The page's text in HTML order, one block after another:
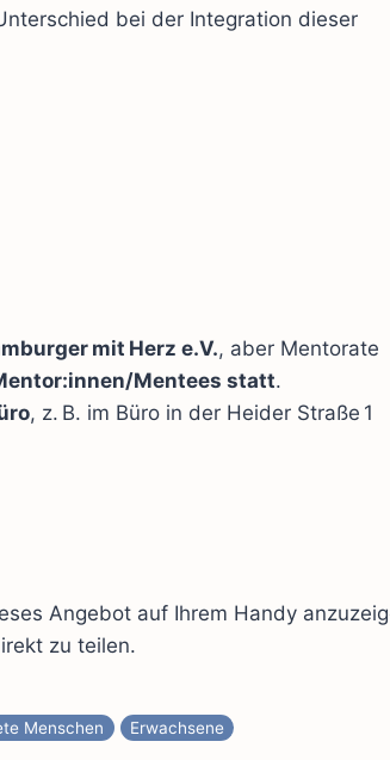
bei der Integration dieser
mit Herz e.V., aber Mentorate
Mentees statt.
, z. B. im Büro in der Heider Straße 1
Angebot auf Ihrem Handy
zu teilen.
Menschen Erwachsene